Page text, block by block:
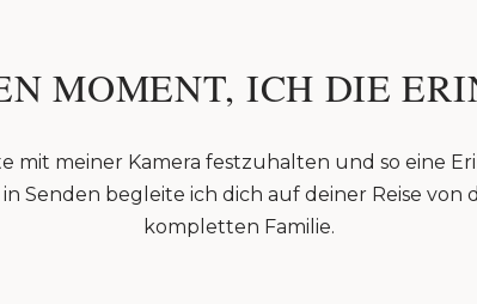
MOMENT, ICH DIE
mit meiner Kamera festzuhalten und so eine
Senden begleite ich dich auf deiner Reise von
kompletten Familie.